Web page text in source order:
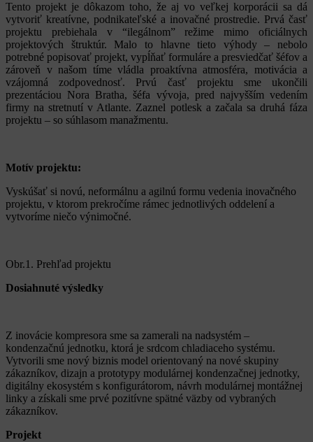
Tento projekt je dôkazom toho, že aj vo veľkej korporácii sa dá
vytvoriť kreatívne, podnikateľské a inovačné prostredie. Prvá časť
projektu prebiehala v “ilegálnom” režime mimo oficiálnych
projektových štruktúr. Malo to hlavne tieto výhody – nebolo
potrebné popisovať projekt, vypĺňať formuláre a presviedčať šéfov a
zároveň v našom tíme vládla proaktívna atmosféra, motivácia a
vzájomná zodpovednosť. Prvú časť projektu sme ukončili
prezentáciou Nora Bratha, šéfa vývoja, pred najvyšším vedením
firmy na stretnutí v Atlante. Zaznel potlesk a začala sa druhá fáza
projektu – so súhlasom manažmentu.
Motív projektu:
Vyskúšať si novú, neformálnu a agilnú formu vedenia inovačného
projektu, v ktorom prekročíme rámec jednotlivých oddelení a
vytvoríme niečo výnimočné.
Obr.1. Prehľad projektu
Dosiahnuté výsledky
Z inovácie kompresora sme sa zamerali na nadsystém –
kondenzačnú jednotku, ktorá je srdcom chladiaceho systému.
Vytvorili sme nový biznis model orientovaný na nové skupiny
zákazníkov, dizajn a prototypy modulárnej kondenzačnej jednotky,
digitálny ekosystém s konfigurátorom, návrh modulárnej montážnej
linky a získali sme prvé pozitívne spätné väzby od vybraných
zákazníkov.
Projekt